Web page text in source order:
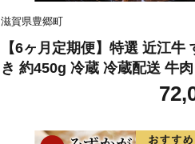
滋賀県豊郷町
【6ヶ月定期便】特選 近江牛
き 約450g 冷蔵 冷蔵配送 牛
和牛 肩ロース モモ すきやき
き肉 すき焼き用 肉 お肉 牛 和
ランド牛 日本三大和牛 6か月